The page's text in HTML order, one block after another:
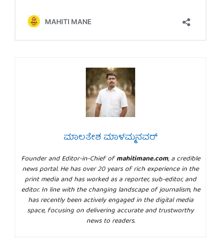
ಮಾಲತೇಶ ಮಾಳಮ್ಮನವರ್
Founder and Editor-in-Chief ofmahitimane.com, a credible
news portal. He has over 20 years of rich experience in the
print media and has worked as a reporter, sub-editor, and
editor. In line with the changing landscape of journalism, he
has recently been actively engaged in the digital media
space, focusing on delivering accurate and trustworthy
news to readers.